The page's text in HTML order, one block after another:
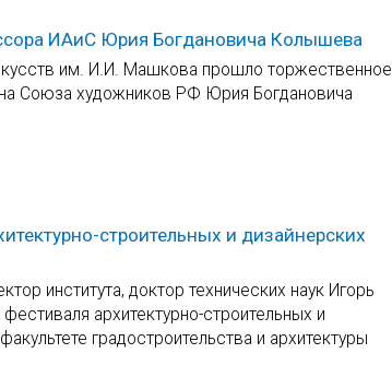
ИАиС Юрия Богдановича Колышева
им. И.И. Машкова прошло торжественное
Союза художников РФ Юрия Богдановича
строительных и дизайнерских
института, доктор технических наук Игорь
архитектурно-строительных и
градостроительства и архитектуры